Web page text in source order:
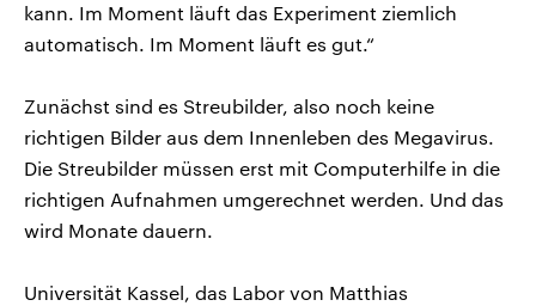
kann. Im Moment läuft das Experiment ziemlich
automatisch. Im Moment läuft es gut.“
Zunächst sind es Streubilder, also noch keine
richtigen Bilder aus dem Innenleben des Megavirus.
Die Streubilder müssen erst mit Computerhilfe in die
richtigen Aufnahmen umgerechnet werden. Und das
wird Monate dauern.
Universität Kassel, das Labor von Matthias